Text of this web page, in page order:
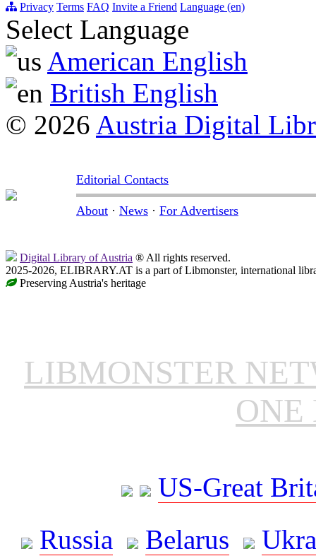
Privacy Terms FAQ Invite a Friend Language (en)
Select Language
American English
British English
© 2026 Austria Digital
Editorial Contacts
About · News · For Advertisers
Digital Library of Austria ® All rights reserved.
2025-2026, ELIBRARY.AT is a part of Libmonster, international
Preserving Austria's heritage
LIBMONSTER
ONE
US-Great
Russia
Belarus